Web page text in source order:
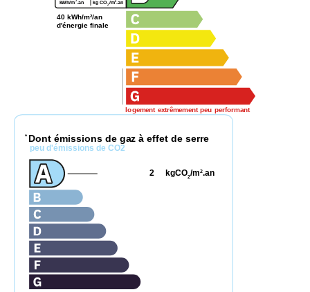
logement extrêmement peu performant
kWh/m .an kg CO2/m2.an
40 kWh/m²/an
d'énergie finale
* Dont émissions de gaz à effet de serre
peu d'émissions de CO2
kgCO2/m2.an
2